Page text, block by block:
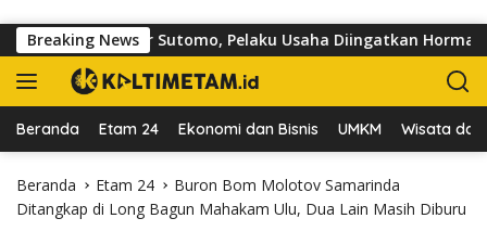
Breaking News
Jalan dr Sutomo, Pelaku Usaha Diingatkan Hormati Hak
Beranda Etam 24 Ekonomi dan Bisnis UMKM Wisata dan
Beranda Etam 24
Buron Bom Molotov Samarinda
Ditangkap di Long Bagun Mahakam Ulu, Dua Lain Masih Diburu